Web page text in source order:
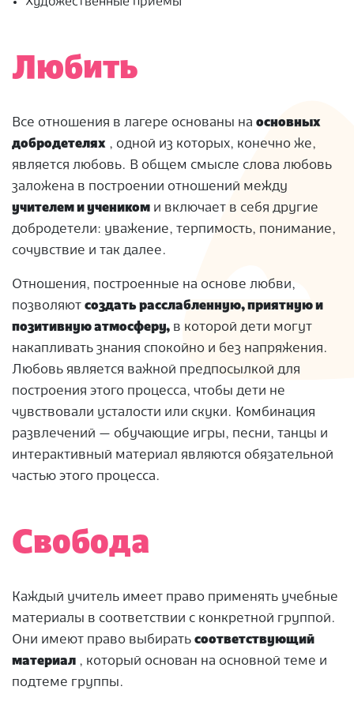
Любить
Все отношения в лагере основаны на основных
добродетелях , одной из которых, конечно же,
является любовь. В общем смысле слова любовь
заложена в построении отношений между
учителем и учеником и включает в себя другие
добродетели: уважение, терпимость, понимание,
сочувствие и так далее.
Отношения, построенные на основе любви,
позволяют создать расслабленную, приятную и
позитивную атмосферу, в которой дети могут
накапливать знания спокойно и без напряжения.
Любовь является важной предпосылкой для
построения этого процесса, чтобы дети не
чувствовали усталости или скуки. Комбинация
развлечений — обучающие игры, песни, танцы и
интерактивный материал являются обязательной
частью этого процесса.
Свобода
Каждый учитель имеет право применять учебные
материалы в соответствии с конкретной группой.
Они имеют право выбирать соответствующий
материал , который основан на основной теме и
подтеме группы.